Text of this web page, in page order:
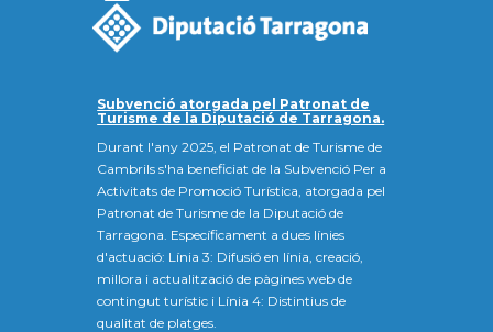
Subvenció atorgada pel Patronat de
Turisme de la Diputació de Tarragona.
Durant l'any 2025, el Patronat de Turisme de
Cambrils s'ha beneficiat de la Subvenció Per a
Activitats de Promoció Turística, atorgada pel
Patronat de Turisme de la Diputació de
Tarragona. Específicament a dues línies
d'actuació: Línia 3: Difusió en línia, creació,
millora i actualització de pàgines web de
contingut turístic i Línia 4: Distintius de
qualitat de platges.